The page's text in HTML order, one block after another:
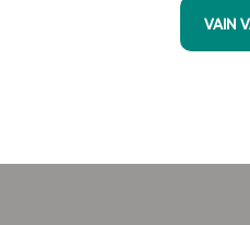
VAIN
ja diaesitykset
kieliprofiilin
2021) -